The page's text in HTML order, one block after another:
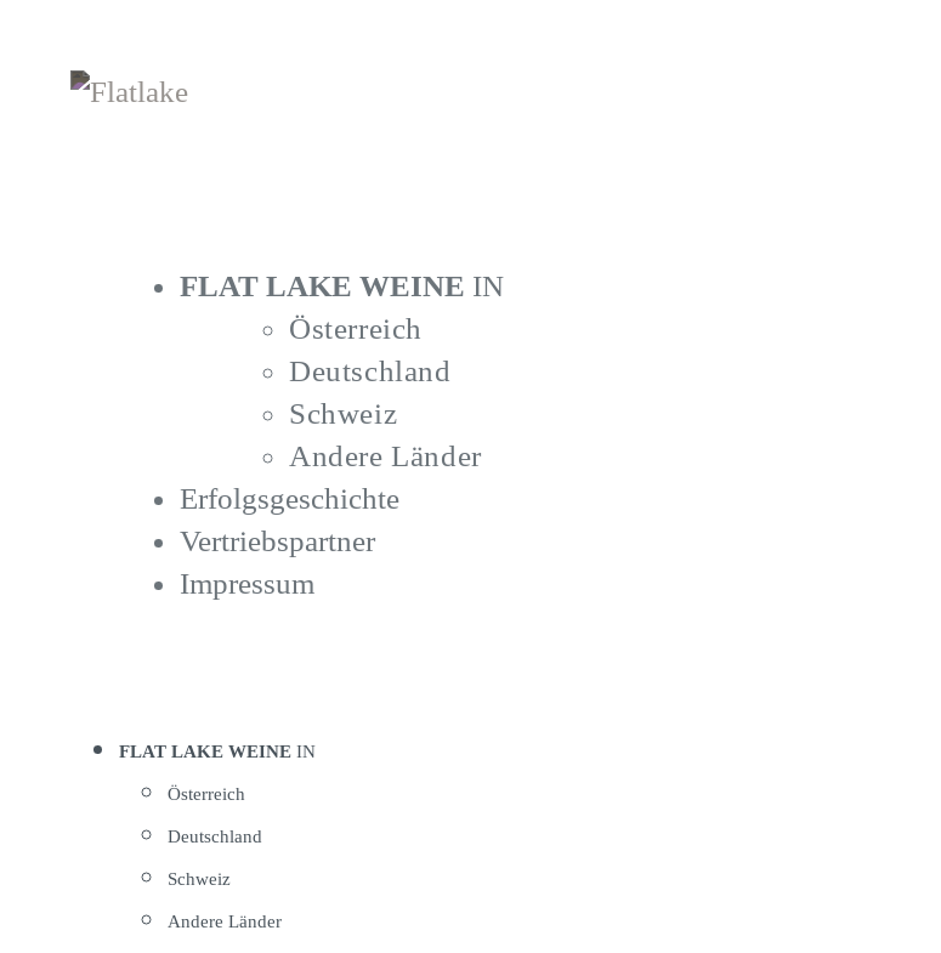
Inhalt
FLAT LAKE WEINE IN
Österreich
Deutschland
Schweiz
Andere Länder
Erfolgsgeschichte
Vertriebspartner
Impressum
FLAT LAKE WEINE IN
Österreich
Deutschland
Schweiz
Andere Länder